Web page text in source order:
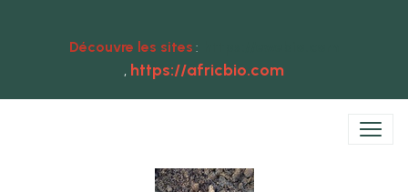
Découvre les sites :
, https://africbio.com